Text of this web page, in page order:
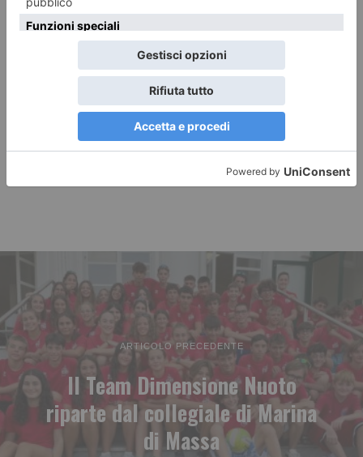
ARTICOLO PRECEDENTE
Il Team Dimensione Nuoto
riparte dal collegiale di Marina
di Massa